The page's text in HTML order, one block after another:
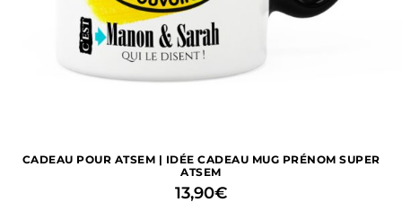
CADEAU POUR ATSEM | IDÉE CADEAU MUG PRÉNOM SUPER
ATSEM
13,90€